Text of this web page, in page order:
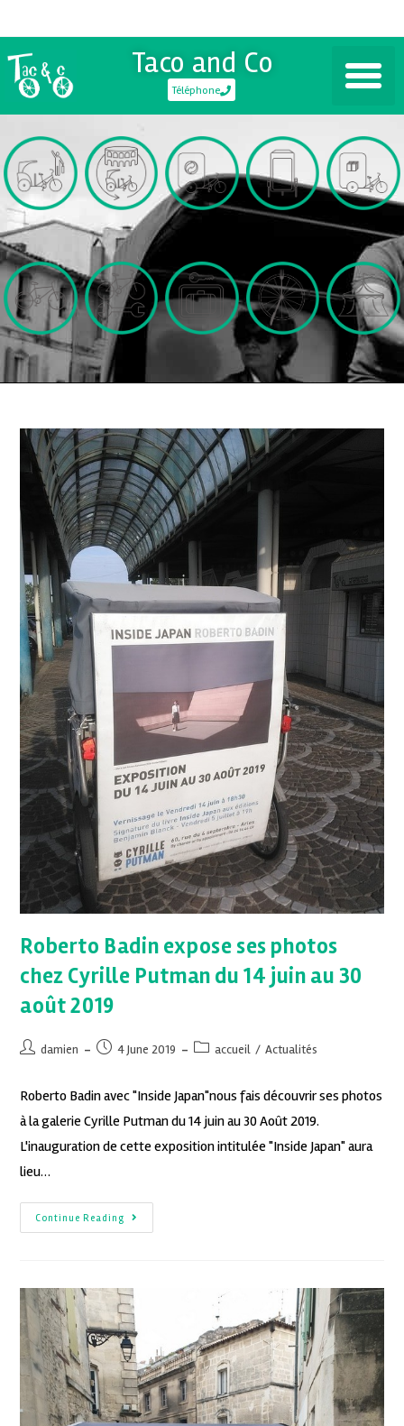
Taco and Co
Téléphone
Roberto Badin expose ses photos
chez Cyrille Putman du 14 juin au 30
août 2019
damien 4 June 2019 accueil / Actualités
Roberto Badin avec "Inside Japan"nous fais découvrir ses photos
à la galerie Cyrille Putman du 14 juin au 30 Août 2019.
L'inauguration de cette exposition intitulée "Inside Japan" aura
lieu…
Continue Reading